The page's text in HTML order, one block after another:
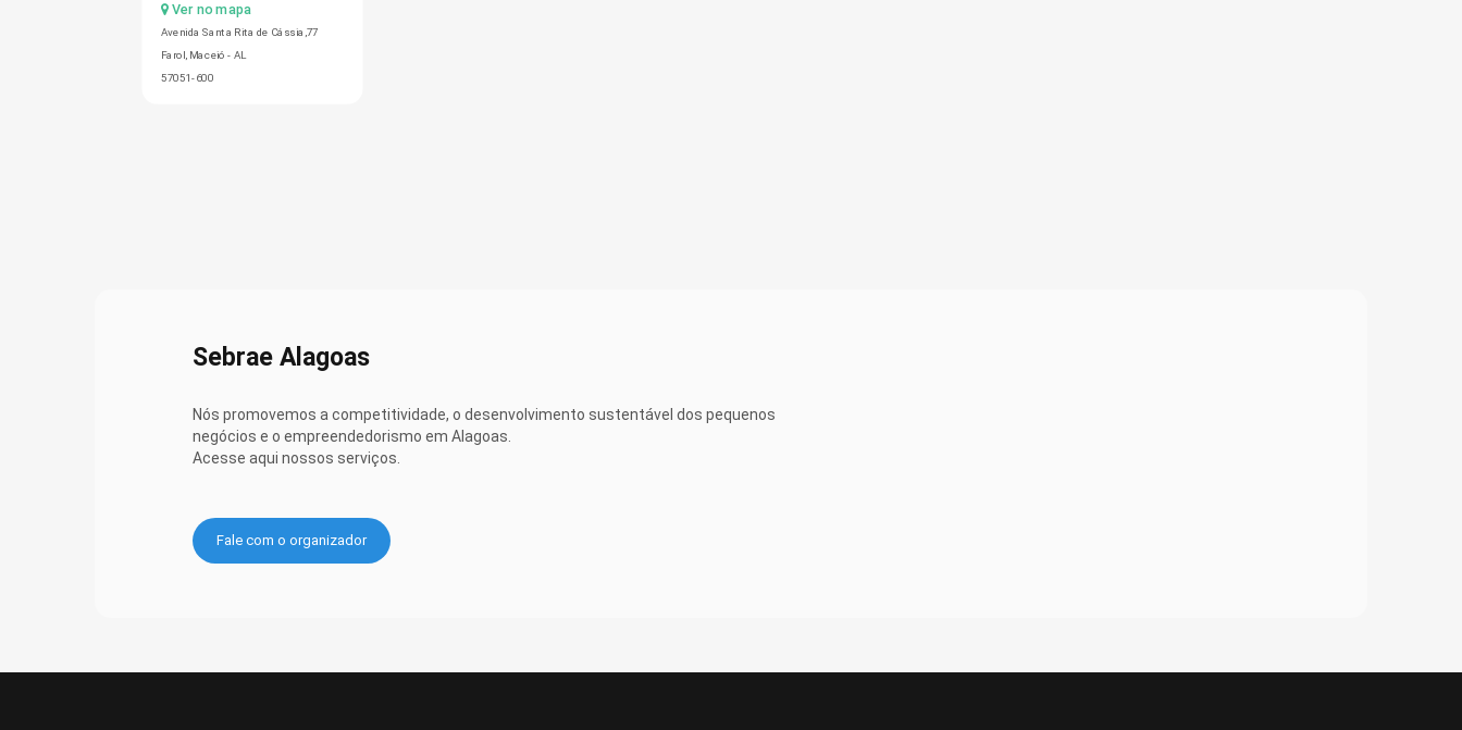
Ver no mapa
Avenida Santa Rita de Cássia,77
Farol, Maceió - AL
57051-600
Sebrae Alagoas
Nós promovemos a competitividade, o desenvolvimento sustentável dos pequenos
negócios e o empreendedorismo em Alagoas.
Acesse aqui nossos serviços.
Fale com o organizador